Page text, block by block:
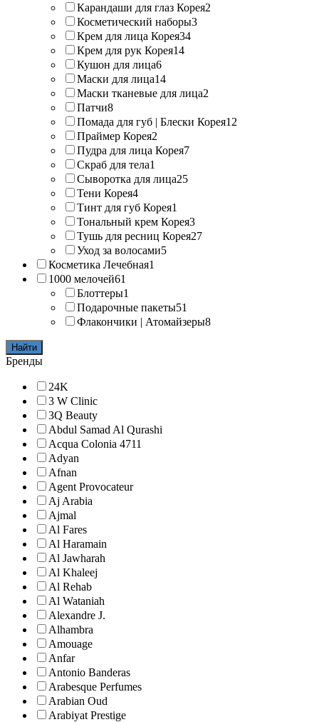
Карандаши для глаз Корея2
Косметический наборы3
Крем для лица Корея34
Крем для рук Корея14
Кушон для лица6
Маски для лица14
Маски тканевые для лица2
Патчи8
Помада для губ | Блески Корея12
Праймер Корея2
Пудра для лица Корея7
Скраб для тела1
Сыворотка для лица25
Тени Корея4
Тинт для губ Корея1
Тональный крем Корея3
Тушь для ресниц Корея27
Уход за волосами5
Косметика Лечебная1
1000 мелочей61
Блоттеры1
Подарочные пакеты51
Флакончики | Атомайзеры8
Найти
Бренды
24K
3 W Clinic
3Q Beauty
Abdul Samad Al Qurashi
Acqua Colonia 4711
Adyan
Afnan
Agent Provocateur
Aj Arabia
Ajmal
Al Fares
Al Haramain
Al Jawharah
Al Khaleej
Al Rehab
Al Wataniah
Alexandre J.
Alhambra
Amouage
Anfar
Antonio Banderas
Arabesque Perfumes
Arabian Oud
Arabiyat Prestige